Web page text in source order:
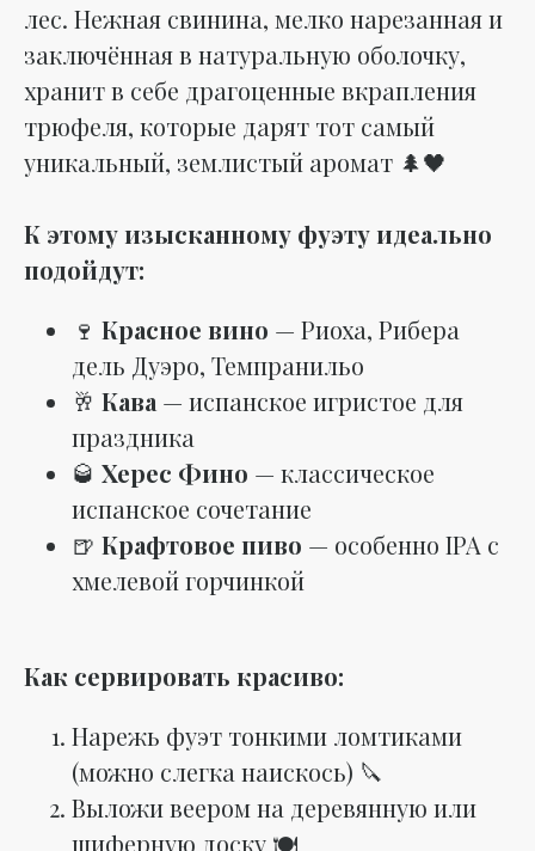
лес. Нежная свинина, мелко нарезанная и
заключённая в натуральную оболочку,
хранит в себе драгоценные вкрапления
трюфеля, которые дарят тот самый
уникальный, землистый аромат 🌲🖤
К этому изысканному фуэту идеально
подойдут:
🍷 Красное вино — Риоха, Рибера
дель Дуэро, Темпранильо
🥂 Кава — испанское игристое для
праздника
🥃 Херес Фино — классическое
испанское сочетание
🍺 Крафтовое пиво — особенно IPA с
хмелевой горчинкой
Как сервировать красиво:
Нарежь фуэт тонкими ломтиками
(можно слегка наискось) 🔪
Выложи веером на деревянную или
шиферную доску 🍽️